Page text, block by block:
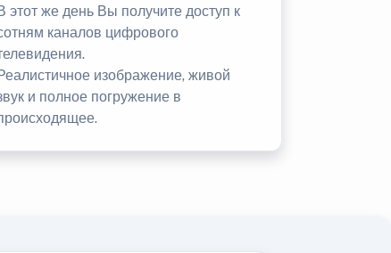
этот же день Вы получите доступ к
каналов цифрового
изображение, живой
и полное погружение в